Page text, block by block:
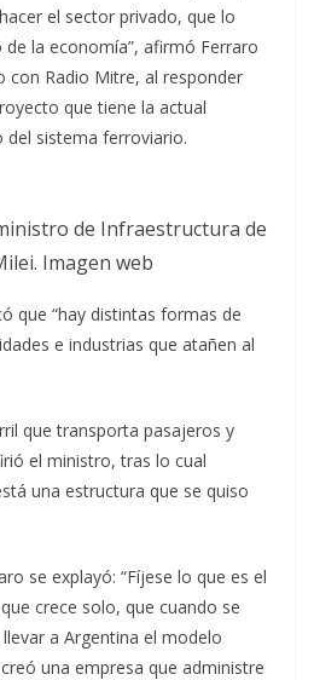
el sector privado, que lo
la economía”, afirmó Ferraro
con Radio Mitre, al responder
que tiene la actual
sistema ferroviario.
de Infraestructura de
Imagen web
que “hay distintas formas de
e industrias que atañen al
que transporta pasajeros y
el ministro, tras lo cual
una estructura que se quiso
se explayó: “Fíjese lo que es el
crece solo, que cuando se
a Argentina el modelo
una empresa que administre